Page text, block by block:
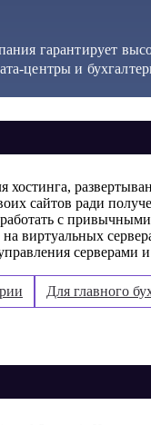
гарантирует
центры и
хостинга,
сайтов ради
работать с
виртуальных
серверами
Для главного